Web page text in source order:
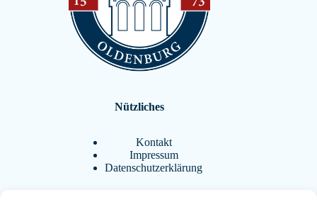
Nützliches
Kontakt
Impressum
Datenschutzerklärung